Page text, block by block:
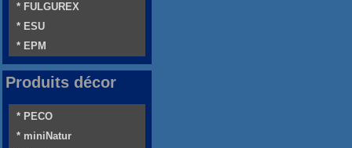
* FULGUREX
* ESU
* EPM
Produits décor
* PECO
* miniNatur